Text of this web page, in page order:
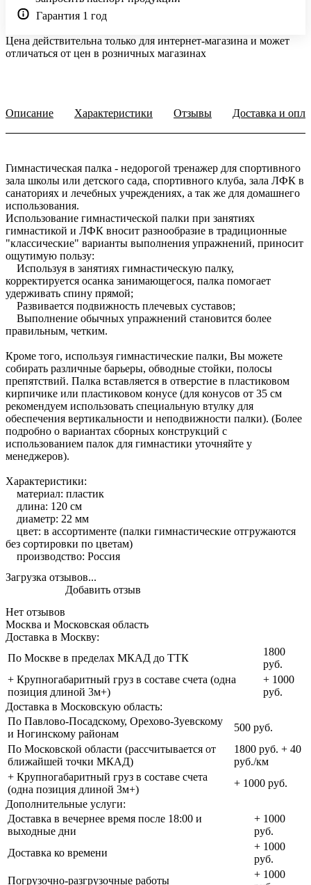
Гарантия 1 год
Цена действительна только для интернет-магазина и может
отличаться от цен в розничных магазинах
Описание Характеристики Отзывы Доставка и
Гимнастическая палка - недорогой тренажер для спортивного
зала школы или детского сада, спортивного клуба, зала ЛФК в
санаториях и лечебных учреждениях, а так же для домашнего
использования.
Использование гимнастической палки при занятиях
гимнастикой и ЛФК вносит разнообразие в традиционные
"классические" варианты выполнения упражнений, приносит
ощутимую пользу:
Используя в занятиях гимнастическую палку,
корректируется осанка занимающегося, палка помогает
удерживать спину прямой;
Развивается подвижность плечевых суставов;
Выполнение обычных упражнений становится более
правильным, четким.
Кроме того, используя гимнастические палки, Вы можете
собирать различные барьеры, обводные стойки, полосы
препятствий. Палка вставляется в отверстие в пластиковом
кирпичике или пластиковом конусе (для конусов от 35 см
рекомендуем использовать специальную втулку для
обеспечения вертикальности и неподвижности палки). (Более
подробно о вариантах сборных конструкций с
использованием палок для гимнастики уточняйте у
менеджеров).
Характеристики:
материал: пластик
длина: 120 см
диаметр: 22 мм
цвет: в ассортименте (палки гимнастические отгружаются
без сортировки по цветам)
производство: Россия
Загрузка отзывов...
Нет отзывов
Добавить отзыв
Москва и Московская область
Доставка в Москву:
По Москве в пределах МКАД до ТТК
1800
руб.
+ Крупногабаритный груз в составе счета (одна
позиция длиной 3м+)
+ 1000
руб.
Доставка в Московскую область:
По Павлово-Посадскому, Орехово-Зуевскому
и Ногинскому районам
500 руб.
По Московской области (рассчитывается от
ближайшей точки МКАД)
1800 руб. + 40
руб./км
+ Крупногабаритный груз в составе счета
(одна позиция длиной 3м+)
+ 1000 руб.
Дополнительные услуги:
Доставка в вечернее время после 18:00 и
выходные дни
+ 1000
руб.
Доставка ко времени
+ 1000
руб.
Погрузочно-разгрузочные работы
+ 1000